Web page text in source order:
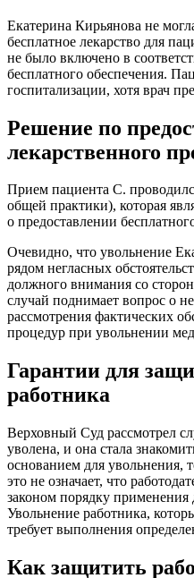
Екатерина Кирьянова не
бесплатное лекарство для
не было включено в
бесплатного обеспечения.
госпитализации, хотя врач
Решение по
лекарственного
Прием пациента С.
общей практики), которая
о предоставлении
Очевидно, что увольнение
рядом негласных
должного внимания со
случай поднимает вопрос о
рассмотрения фактических
процедур при увольнении
Гарантии для
работника
Верховный Суд рассмотрел
уволена, и она стала
основанием для увольнения,
это не означает, что
законом порядку
Увольнение работника,
требует выполнения
Как защитить